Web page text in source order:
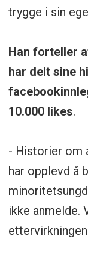
trygge i sin
Han forteller
har delt sine
10.000 likes.
- Historier om
har opplevd å
ikke anmelde.